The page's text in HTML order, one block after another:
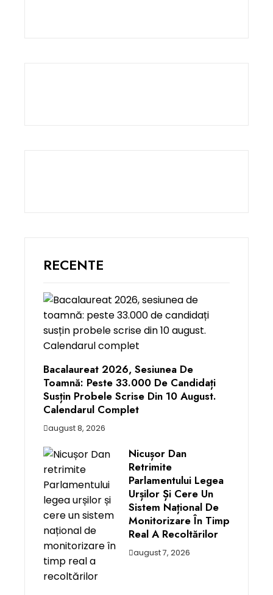
RECENTE
Bacalaureat 2026, Sesiunea De
Toamnă: Peste 33.000 De Candidați
Susțin Probele Scrise Din 10 August.
Calendarul Complet
august 8, 2026
Nicușor Dan
Retrimite
Parlamentului Legea
Urșilor Și Cere Un
Sistem Național De
Monitorizare În Timp
Real A Recoltărilor
august 7, 2026